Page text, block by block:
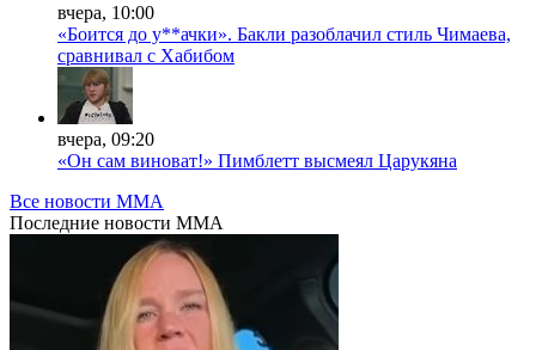
вчера, 10:00
«Боится до у**ачки». Бакли разоблачил стиль Чимаева,
сравнивал с Хабибом
вчера, 09:20
«Он сам виноват!» Пимблетт высмеял Царукяна
Все новости MMA
Последние новости MMA